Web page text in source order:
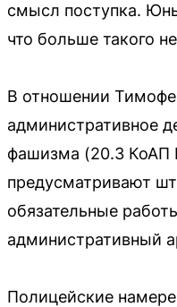
смысл поступка.
что больше такого
В отношении
административное
фашизма (20.3 КоАП
предусматривают
обязательные
административный
Полицейские